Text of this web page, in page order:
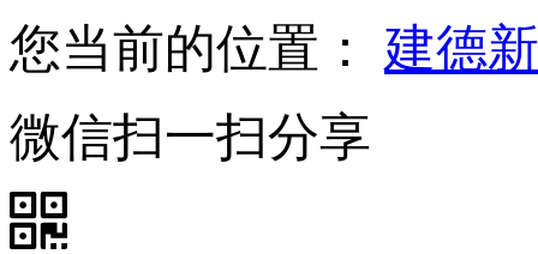
您当前的位置： 建德
微信扫一扫分享